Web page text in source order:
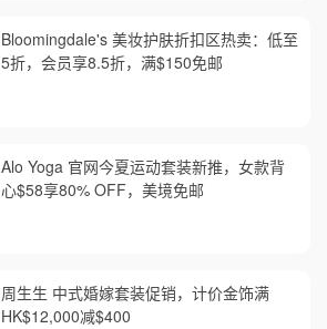
Bloomingdale's 美妆护肤折扣区热卖：低至
5折，会员享8.5折，满$150免邮
Alo Yoga 官网今夏运动套装新推，女款背
心$58享80% OFF，美境免邮
周生生 中式婚嫁套装促销，计价金饰满
HK$12,000减$400